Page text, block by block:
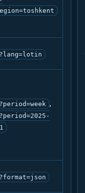
?lang=lotin
?period=week ,
?period=2025-
?format=json